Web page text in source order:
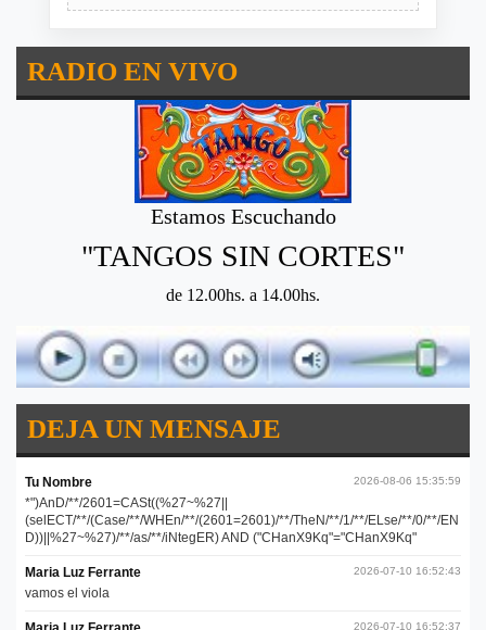
RADIO EN VIVO
Estamos Escuchando
"TANGOS SIN CORTES"
de 12.00hs. a 14.00hs.
DEJA UN MENSAJE